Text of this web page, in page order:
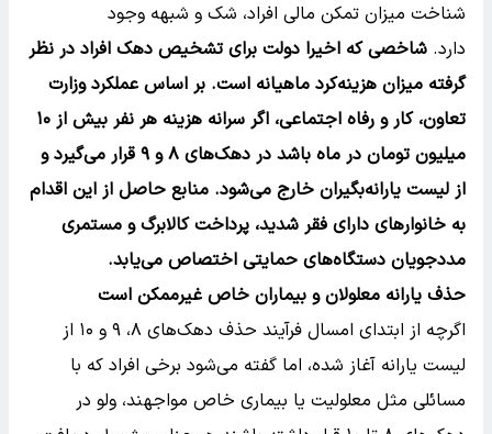
شناخت میزان تمکن مالی افراد، شک و شبهه وجود
دارد. شاخصی که اخیرا دولت برای تشخیص دهک افراد در نظر
گرفته میزان هزینه‌کرد ماهیانه است. بر اساس عملکرد وزارت
تعاون، کار و رفاه اجتماعی، اگر سرانه هزینه هر نفر بیش از ۱۰
میلیون تومان در ماه باشد در دهک‌های ۸ و ۹ قرار می‌گیرد و
از لیست یارانه‌بگیران خارج می‌شود. منابع حاصل از این اقدام
به خانوارهای دارای فقر شدید، پرداخت کالابرگ و مستمری
مددجویان دستگاه‌های حمایتی اختصاص می‌یابد.
حذف یارانه معلولان و بیماران خاص غیرممکن است
اگرچه از ابتدای امسال فرآیند حذف دهک‌های ۸، ۹ و ۱۰ از
لیست یارانه آغاز شده، اما گفته می‌شود برخی افراد که با
مسائلی مثل معلولیت یا بیماری خاص مواجهند، ولو در